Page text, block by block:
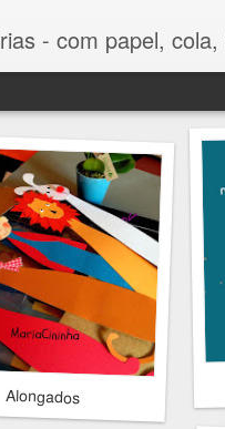
- com papel,
Alongados